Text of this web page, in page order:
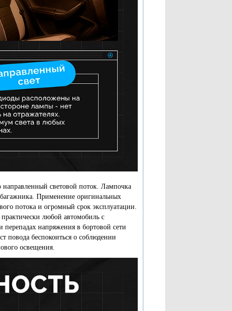
световой поток. Лампочка
багажника. Применение оригинальных
потока и огромный срок эксплуатации.
любой автомобиль с
напряжения в бортовой сети
повода беспокоиться о соблюдении
освещения.